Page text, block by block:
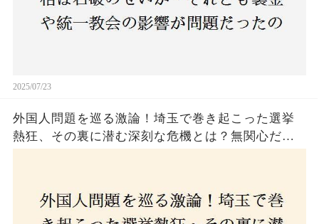
2025/07/23
外国人問題を巡る激論！埼玉で巻き起こった選挙
熱狂、その裏に潜む深刻な危機とは？無関心だっ
はネットとSNS、それとも底知れぬ恐怖？政治に無
関心な層が動いた背景にあるものとは？